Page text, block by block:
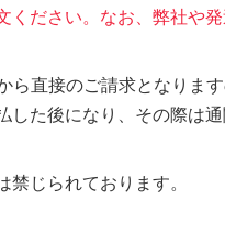
ださい。なお、弊社や
ら直接のご請求となりま
た後になり、その際は
じられております。